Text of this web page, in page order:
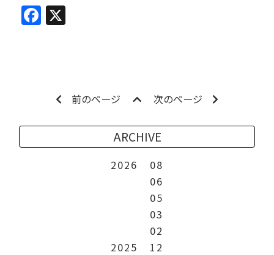
Facebook
前のページ 次のページ
ARCHIVE
2026
08
06
05
03
02
2025
12